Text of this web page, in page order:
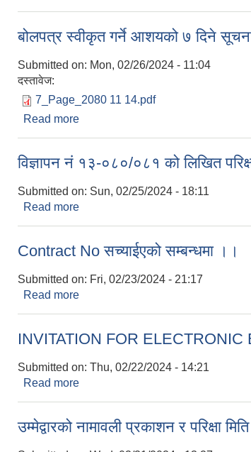
बोलपत्र स्वीकृत गर्ने आशयको ७ दिने
Submitted on: Mon, 02/26/2024 - 11:04
दस्तावेज:
7_Page_2080 11 14.pdf
Read more
विज्ञापन नं १३-०८०/०८१ को लिखित
Submitted on: Sun, 02/25/2024 - 18:11
Read more
Contract No सच्याईएको सम्बन्धमा ।।
Submitted on: Fri, 02/23/2024 - 21:17
Read more
INVITATION FOR ELECTRONIC
Submitted on: Thu, 02/22/2024 - 14:21
Read more
उम्मेद्वारको नामावली प्रकाशन र परिक्षा